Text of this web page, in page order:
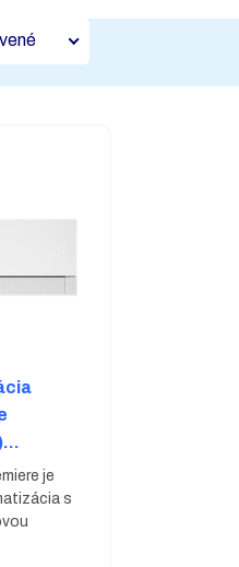
+
je
s